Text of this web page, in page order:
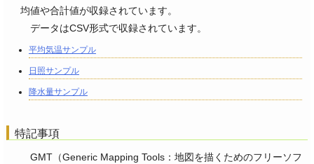
均値や合計値が収録されています。
データはCSV形式で収録されています。
平均気温サンプル
日照サンプル
降水量サンプル
特記事項
GMT（Generic Mapping Tools：地図を描くためのフリーソフ